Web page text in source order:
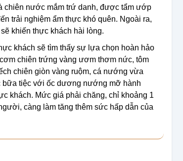
chiên nước mắm trứ danh, được tẩm ướp
trải nghiệm ẩm thực khó quên. Ngoài ra,
khiến thực khách hài lòng.
khách sẽ tìm thấy sự lựa chọn hoàn hảo
chiên trứng vàng ươm thơm nức, tôm
chiên giòn vàng ruộm, cá nướng vừa
bữa tiệc với ốc dương nướng mỡ hành
khách. Mức giá phải chăng, chỉ khoảng 1
càng làm tăng thêm sức hấp dẫn của